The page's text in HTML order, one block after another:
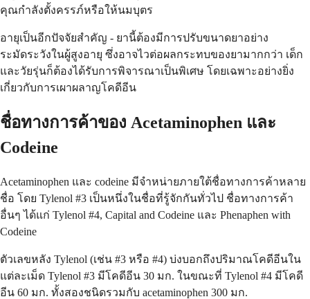
คุณกำลังตั้งครรภ์หรือให้นมบุตร
อายุเป็นอีกปัจจัยสำคัญ - ยานี้ต้องมีการปรับขนาดยาอย่าง
ระมัดระวังในผู้สูงอายุ ซึ่งอาจไวต่อผลกระทบของยามากกว่า เด็ก
และวัยรุ่นก็ต้องได้รับการพิจารณาเป็นพิเศษ โดยเฉพาะอย่างยิ่ง
เกี่ยวกับการเผาผลาญโคดีอีน
ชื่อทางการค้าของ Acetaminophen และ
Codeine
Acetaminophen และ codeine มีจำหน่ายภายใต้ชื่อทางการค้าหลาย
ชื่อ โดย Tylenol #3 เป็นหนึ่งในชื่อที่รู้จักกันทั่วไป ชื่อทางการค้า
อื่นๆ ได้แก่ Tylenol #4, Capital and Codeine และ Phenaphen with
Codeine
ตัวเลขหลัง Tylenol (เช่น #3 หรือ #4) บ่งบอกถึงปริมาณโคดีอีนใน
แต่ละเม็ด Tylenol #3 มีโคดีอีน 30 มก. ในขณะที่ Tylenol #4 มีโคดี
อีน 60 มก. ทั้งสองชนิดรวมกับ acetaminophen 300 มก.